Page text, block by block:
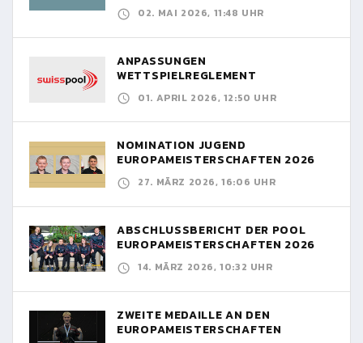
02. MAI 2026, 11:48 UHR
ANPASSUNGEN
WETTSPIELREGLEMENT
01. APRIL 2026, 12:50 UHR
NOMINATION JUGEND
EUROPAMEISTERSCHAFTEN 2026
27. MÄRZ 2026, 16:06 UHR
ABSCHLUSSBERICHT DER POOL
EUROPAMEISTERSCHAFTEN 2026
14. MÄRZ 2026, 10:32 UHR
ZWEITE MEDAILLE AN DEN
EUROPAMEISTERSCHAFTEN